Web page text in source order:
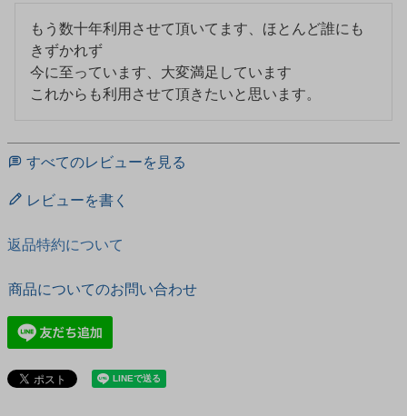
もう数十年利用させて頂いてます、ほとんど誰にも
きずかれず
今に至っています、大変満足しています
すべてのレビューを見る
レビューを書く
返品特約について
商品についてのお問い合わせ